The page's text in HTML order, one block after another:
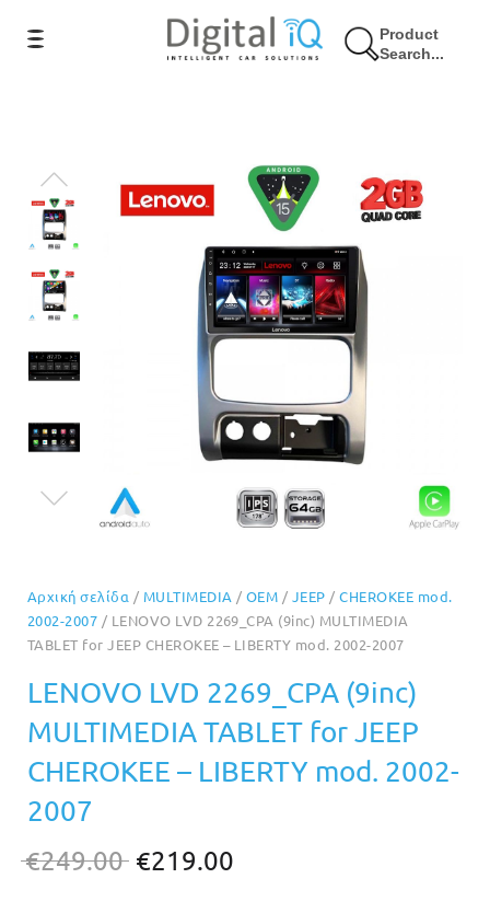
Product
Search...
12% Έκπτωση
Αρχική σελίδα / MULTIMEDIA / OEM / JEEP /CHEROKEE mod.
2002-2007 / LENOVO LVD 2269_CPA (9inc) MULTIMEDIA
TABLET for JEEP CHEROKEE – LIBERTY mod. 2002-2007
LENOVO LVD 2269_CPA (9inc)
MULTIMEDIA TABLET for JEEP
CHEROKEE – LIBERTY mod. 2002-
2007
€249.00 Original
€219.00